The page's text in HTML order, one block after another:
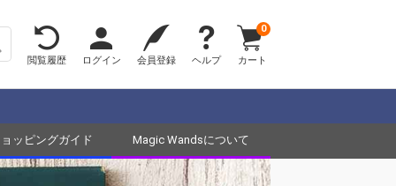
閲覧履歴 ログイン 会員登録 ヘルプ カート
0
ッピングガイド Magic Wandsについて